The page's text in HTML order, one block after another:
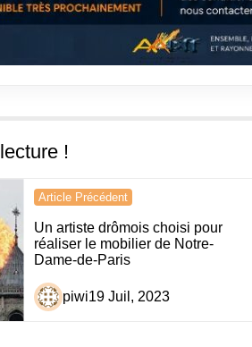
!
Article Précédent
Un artiste drômois choisi pour
réaliser le mobilier de Notre-
Dame-de-Paris
piwi19 Juil, 2023